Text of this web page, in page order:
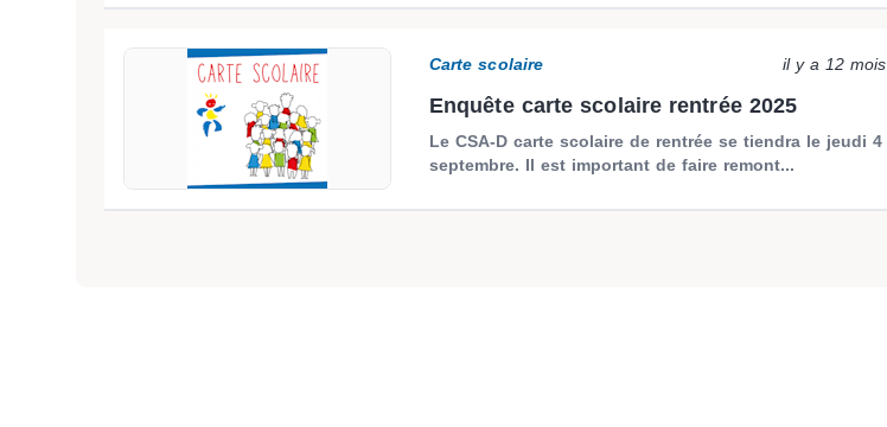
Carte scolaire il y a 12 mois
Enquête carte scolaire rentrée 2025
Le CSA-D carte scolaire de rentrée se tiendra le jeudi 4
septembre. Il est important de faire remont...